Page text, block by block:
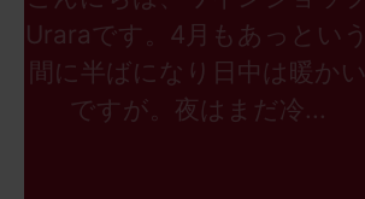
Uraraです。4月もあっという
間に半ばになり日中は暖かい
ですが。夜はまだ冷...